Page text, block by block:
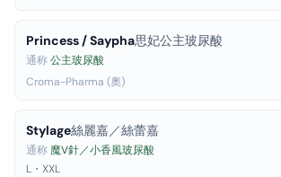
Princess / Saypha思妃公主玻尿酸
通称公主玻尿酸
Croma-Pharma (奧)
Stylage絲麗嘉／絲蕾嘉
通称 魔V針／小香風玻尿酸
L・XXL